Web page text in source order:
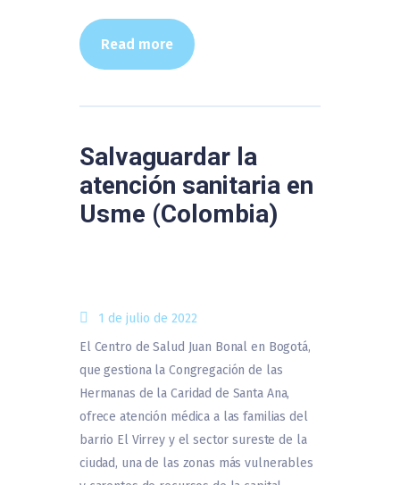
Read more
Salvaguardar la
atención sanitaria en
Usme (Colombia)
1 de julio de 2022
El Centro de Salud Juan Bonal en Bogotá,
que gestiona la Congregación de las
Hermanas de la Caridad de Santa Ana,
ofrece atención médica a las familias del
barrio El Virrey y el sector sureste de la
ciudad, una de las zonas más vulnerables